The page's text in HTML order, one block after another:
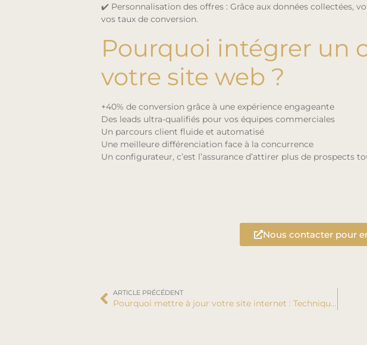
✔️ Personnalisation des offres : Grâce aux données collectées,
vos taux de conversion.
Pourquoi intégrer un
votre site web ?
+40% de conversion grâce à une expérience engageante
Des leads ultra-qualifiés pour vos équipes commerciales
Un parcours client fluide et automatisé
Une meilleure différenciation face à la concurrence
Un configurateur, c’est l’assurance d’attirer plus de prospects
Nous contacter pour
ARTICLE PRÉCÉDENT
Pourquoi mettre à jour votre site internet : Technique, ergonomie et esthétisme.